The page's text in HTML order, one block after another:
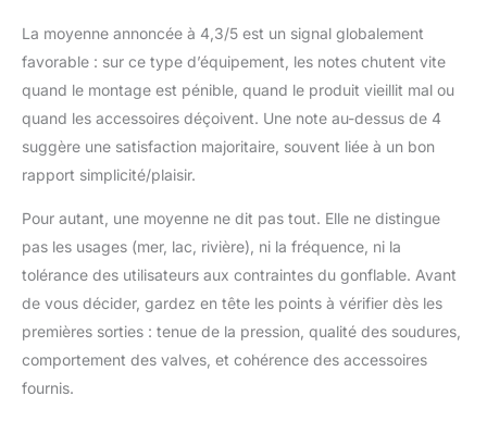
La moyenne annoncée à 4,3/5 est un signal globalement
favorable : sur ce type d’équipement, les notes chutent vite
quand le montage est pénible, quand le produit vieillit mal ou
quand les accessoires déçoivent. Une note au-dessus de 4
suggère une satisfaction majoritaire, souvent liée à un bon
rapport simplicité/plaisir.
Pour autant, une moyenne ne dit pas tout. Elle ne distingue
pas les usages (mer, lac, rivière), ni la fréquence, ni la
tolérance des utilisateurs aux contraintes du gonflable. Avant
de vous décider, gardez en tête les points à vérifier dès les
premières sorties : tenue de la pression, qualité des soudures,
comportement des valves, et cohérence des accessoires
fournis.